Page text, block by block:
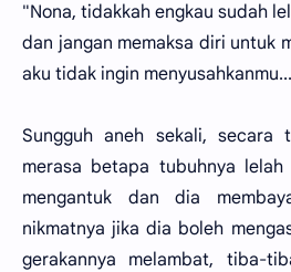
"Nona, tidakkah engkau sudah
dan jangan memaksa diri untuk
aku tidak ingin
Sungguh aneh sekali,
merasa betapa tubuhnya lelah
mengantuk dan dia
nikmatnya jika dia boleh
gerakannya melambat, tiba-